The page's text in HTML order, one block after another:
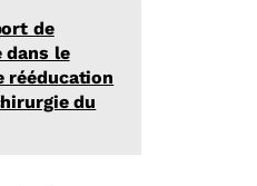
de
dans le
rééducation
du